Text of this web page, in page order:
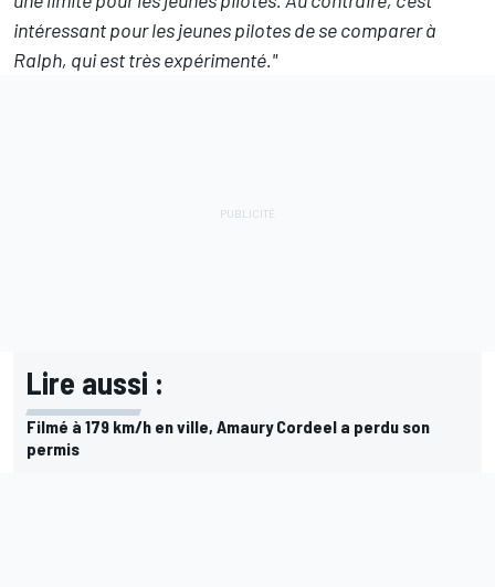
intéressant pour les jeunes pilotes de se comparer à
Ralph, qui est très expérimenté."
Lire aussi :
Filmé à 179 km/h en ville, Amaury Cordeel a perdu son
permis